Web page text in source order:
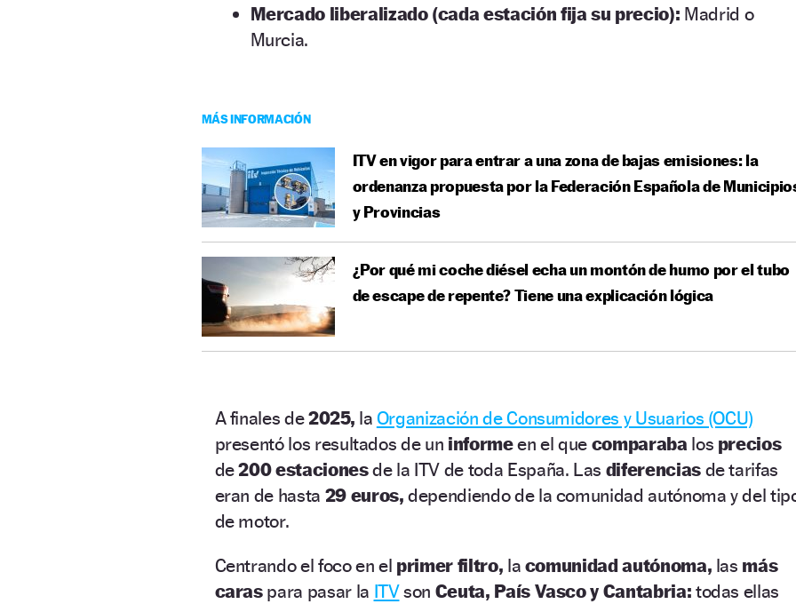
Mercado liberalizado (cada estación fija su precio): Madrid o
Murcia.
MÁS INFORMACIÓN
ITV en vigor para entrar a una zona de bajas emisiones: la
ordenanza propuesta por la Federación Española de
y Provincias
¿Por qué mi coche diésel echa un montón de humo por el tubo
de escape de repente? Tiene una explicación lógica
A finales de2025, la Organización de Consumidores y Usuarios (OCU)
presentó los resultados de un informeen el que comparaba los precios
de200 estacionesde la ITV de toda España. Las diferencias de tarifas
eran de hasta 29 euros, dependiendo de la comunidad autónoma y del
de motor.
Centrando el foco en el primer filtro, la comunidad autónoma, las más
caraspara pasar la ITVson Ceuta, País Vasco y Cantabria: todas ellas